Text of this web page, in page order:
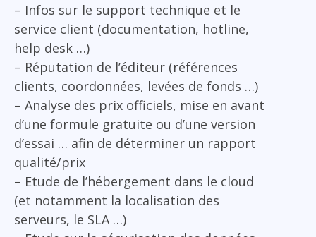
– Infos sur le support technique et le
service client (documentation, hotline,
help desk …)
– Réputation de l’éditeur (références
clients, coordonnées, levées de fonds …)
– Analyse des prix officiels, mise en avant
d’une formule gratuite ou d’une version
d’essai … afin de déterminer un rapport
qualité/prix
– Etude de l’hébergement dans le cloud
(et notamment la localisation des
serveurs, le SLA …)